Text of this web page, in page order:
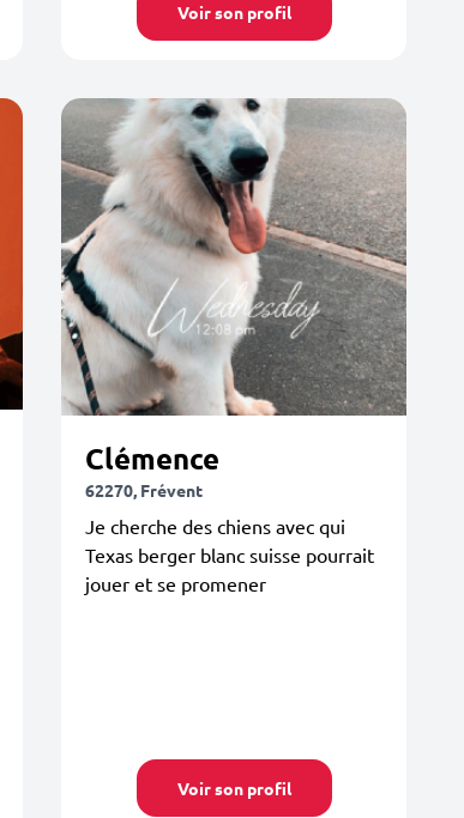
Voir son profil
Clémence
62270, Frévent
Je cherche des chiens avec qui
Texas berger blanc suisse pourrait
jouer et se promener
Voir son profil